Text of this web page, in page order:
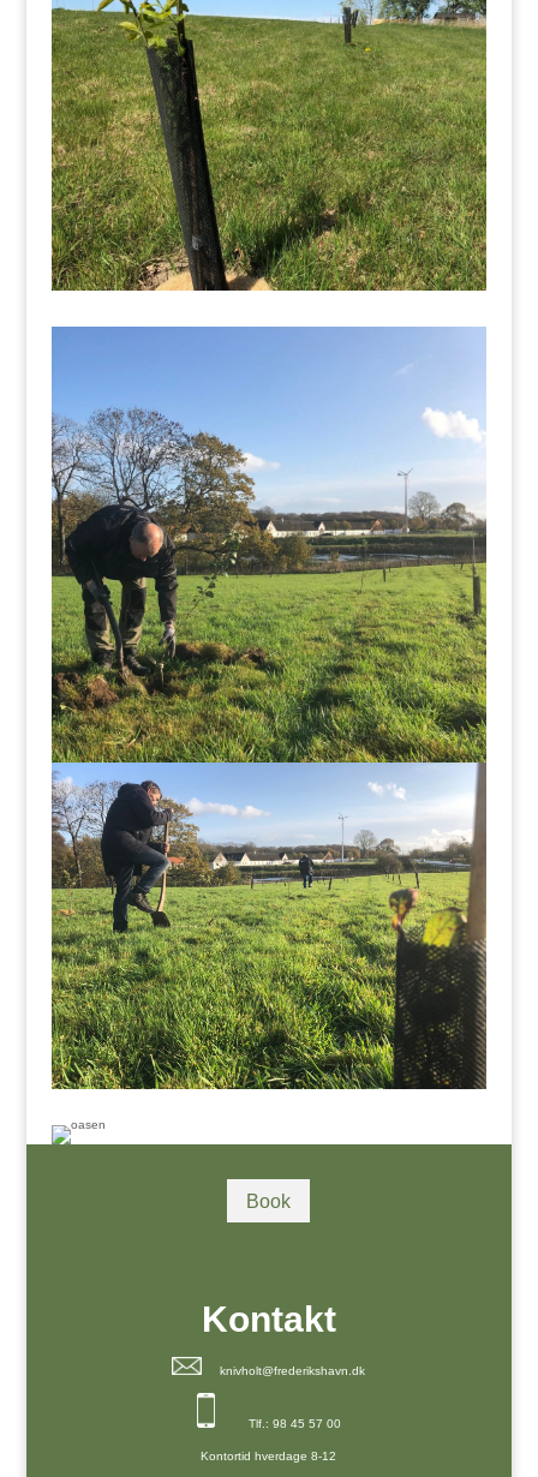
Book
Kontakt
knivholt@frederikshavn.dk
Tlf.: 98 45 57 00
Kontortid hverdage 8-12